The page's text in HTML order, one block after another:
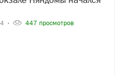
447 просмотров